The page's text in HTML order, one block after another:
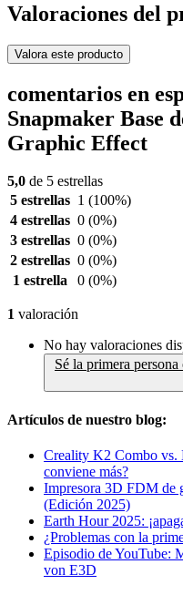
Valoraciones del
Valora este producto
comentarios en
Snapmaker Base
Graphic Effect
5,0 de 5 estrellas
5 estrellas 1 (100%)
4 estrellas 0 (0%)
3 estrellas 0 (0%)
2 estrellas 0 (0%)
1 estrella
0 (0%)
1 valoración
No hay valoraciones
Sé la primera
Artículos de nuestro blog:
Creality K2 Combo vs.
conviene más?
Impresora 3D FDM de
(Edición 2025)
Earth Hour 2025:
¿Problemas con la
Episodio de YouTube:
von E3D